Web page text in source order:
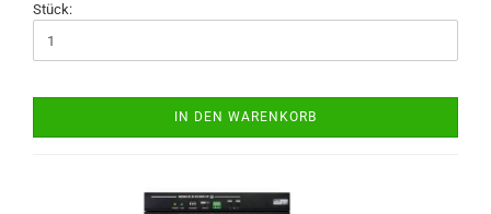
Stück:
IN DEN WARENKORB